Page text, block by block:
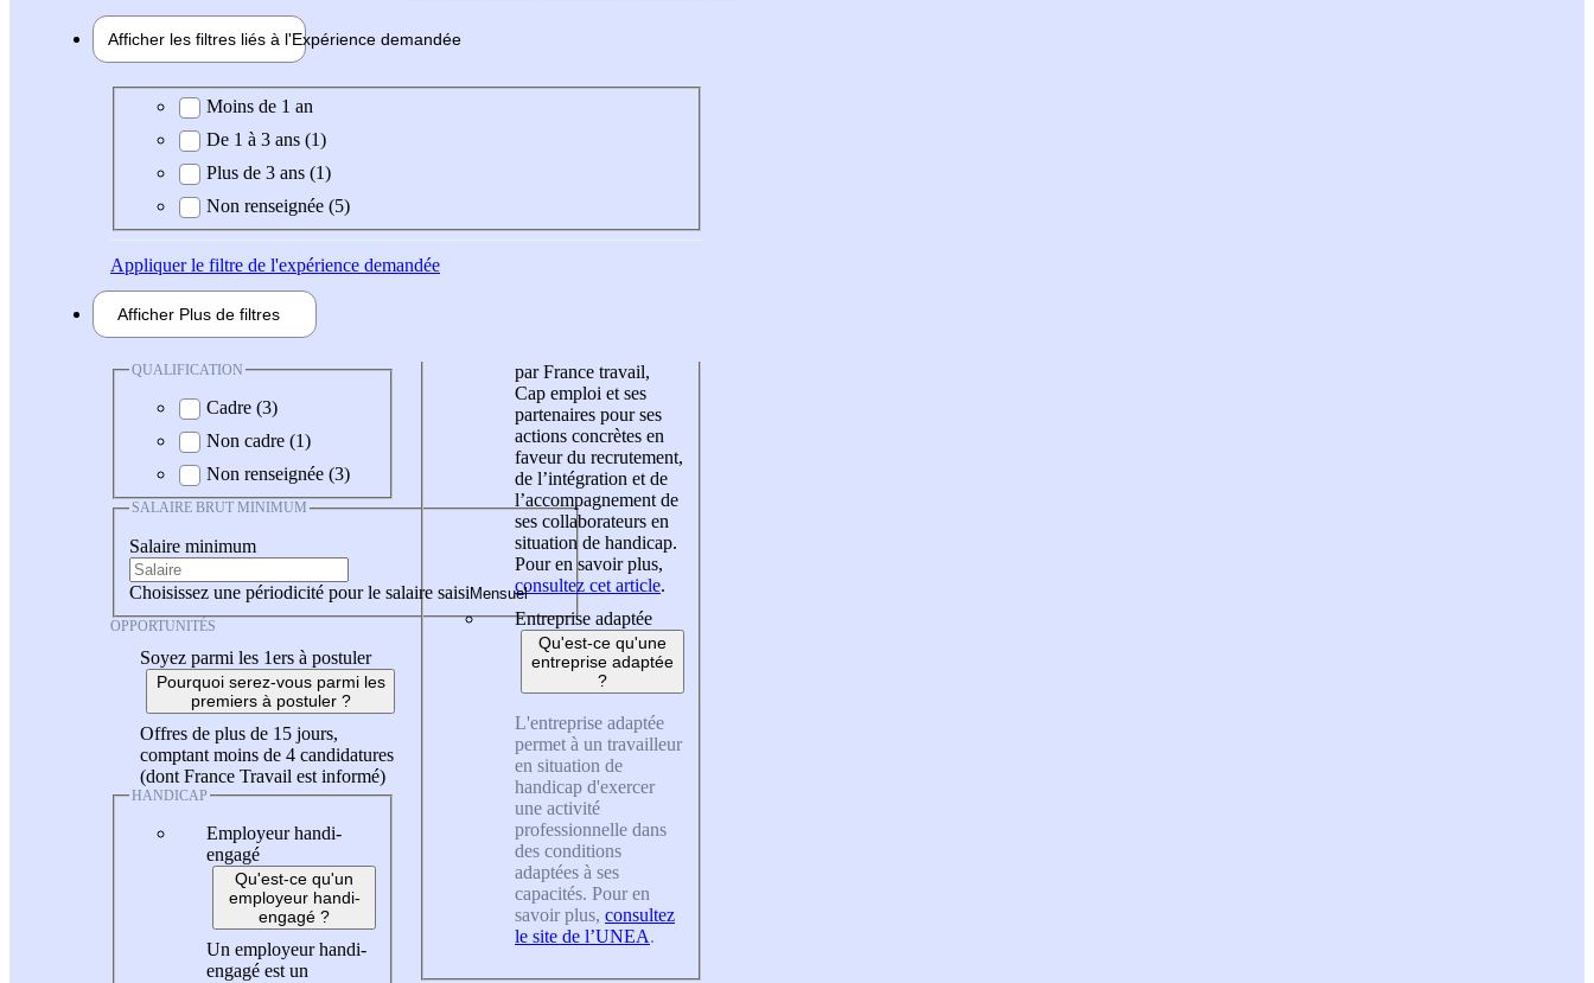
Afficher les filtres liés à l'Expérience demandée
Expérience demandée
Moins de 1 an
De 1 à 3 ans (1)
Plus de 3 ans (1)
Non renseignée (5)
Appliquerle filtre de l'expérience demandée
Afficher Plus de filtres
QUALIFICATION
Cadre (3)
Non cadre (1)
Non renseignée (3)
SALAIRE BRUT MINIMUM
Salaire minimum
Choisissez une périodicité pour le salaire saisi
OPPORTUNITÉS
Soyez parmi les 1ers à postuler
Pourquoi serez-vous parmi les
premiers à postuler ?
Offres de plus de 15 jours,
comptant moins de 4 candidatures
(dont France Travail est informé)
HANDICAP
Employeur handi-
engagé
Qu'est-ce qu'un
employeur handi-
engagé ?
Un employeur handi-
engagé est un
par France travail,
Cap emploi et ses
partenaires pour ses
actions concrètes en
faveur du recrutement,
de l’intégration et de
l’accompagnement de
ses collaborateurs en
situation de handicap.
Pour en savoir plus,
consultez cet article.
Entreprise adaptée
Qu'est-ce qu'une
entreprise adaptée
?
L'entreprise adaptée
permet à un travailleur
en situation de
handicap d'exercer
une activité
professionnelle dans
des conditions
adaptées à ses
capacités. Pour en
savoir plus, consultez
le site de l’UNEA.